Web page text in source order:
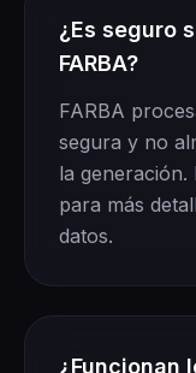
¿Es seguro
FARBA?
FARBA
segura y no
la generación.
para más
datos.
¿Funcionan